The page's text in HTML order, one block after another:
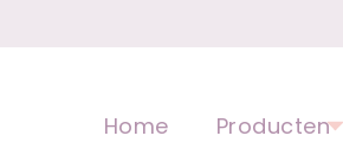
voor
Home Producten